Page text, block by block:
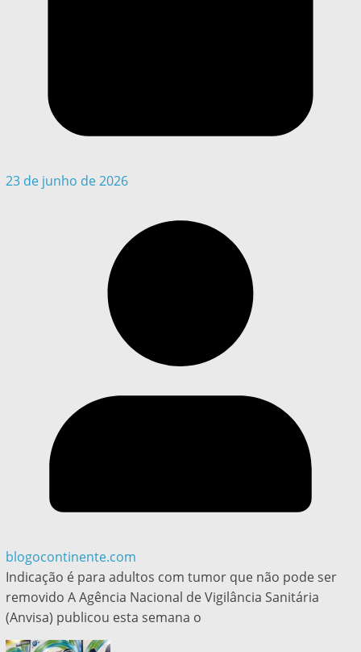
23 de junho de 2026
blogocontinente.com
Indicação é para adultos com tumor que não pode ser
removido A Agência Nacional de Vigilância Sanitária
(Anvisa) publicou esta semana o